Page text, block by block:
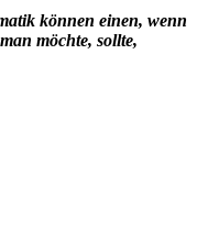
können einen, wenn
möchte, sollte,